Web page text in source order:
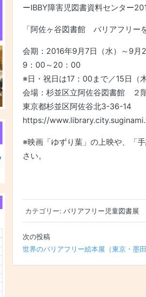
ーIBBY障害児図書資料センター
「阿佐ヶ谷図書館 バリアフリー
会期：2016年9月7日（水）～9月
9：00～20：00
※日・祝日は17：00まで／15日（
会場：杉並区立阿佐谷図書館 ２
東京都杉並区阿佐谷北3-36-14
https://
※映画「ゆずり葉」の上映や、「
さい。
カテゴリー: バリアフリー児童図書展
投稿ナビゲーション
世界のバリアフリー絵本展（東京・墨田